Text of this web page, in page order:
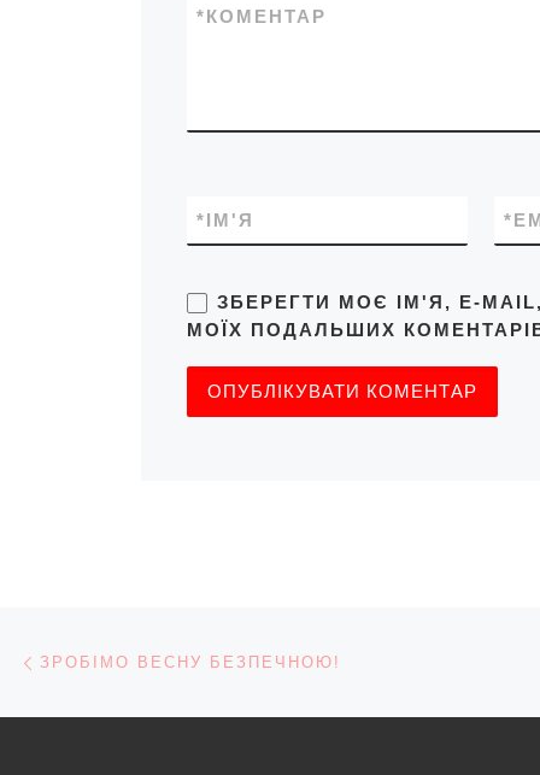
КОМЕНТАР
*
ІМ'Я
* *
ЗБЕРЕГТИ МОЄ ІМ'Я, E-
МОЇХ ПОДАЛЬШИХ
Навігація записів
ЗРОБІМО ВЕСНУ БЕЗПЕЧНОЮ!